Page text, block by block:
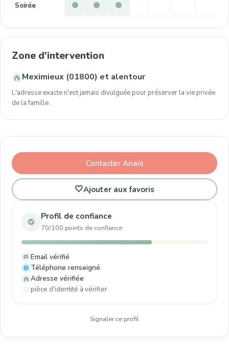
Soirée
Zone d'intervention
Meximieux (01800) et alentour
L'adresse exacte n'est jamais divulguée pour préserver la vie privée
de la famille.
Contacter Anaïs
🤍Ajouter aux favoris
Profil de confiance
70/100 points de confiance
Email vérifié
Téléphone renseigné
Adresse vérifiée
pièce d'identité à vérifier
Signaler ce profil